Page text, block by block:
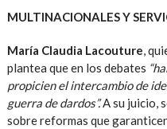
MULTINACIONALES Y
María Claudia Lacouture,
plantea que en los debates
propicien el intercambio de
guerra de dardos”.A su juicio,
sobre reformas que